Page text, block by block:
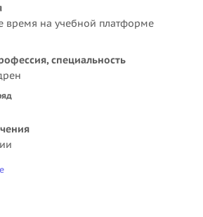
время на учебной платформе
специальность